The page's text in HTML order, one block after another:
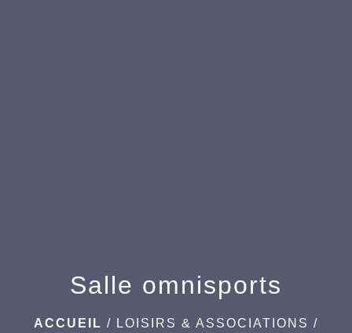
Salle omnisports
ACCUEIL / LOISIRS & ASSOCIATIONS /